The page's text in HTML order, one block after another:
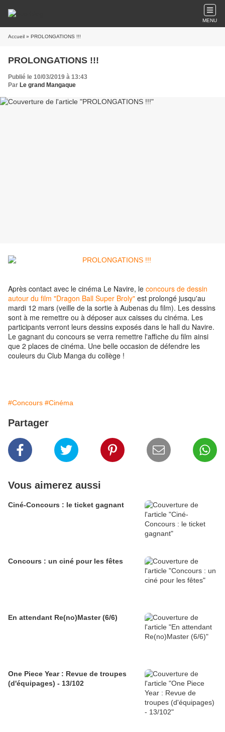
MENU
Accueil » PROLONGATIONS !!!
PROLONGATIONS !!!
Publié le 10/03/2019 à 13:43
Par Le grand Mangaque
Après contact avec le cinéma Le Navire, le concours de dessin
autour du film "Dragon Ball Super Broly" est prolongé jusqu'au
mardi 12 mars (veille de la sortie à Aubenas du film). Les dessins
sont à me remettre ou à déposer aux caisses du cinéma. Les
participants verront leurs dessins exposés dans le hall du Navire.
Le gagnant du concours se verra remettre l'affiche du film ainsi
que 2 places de cinéma. Une belle occasion de défendre les
couleurs du Club Manga du collège !
#Concours #Cinéma
Partager
Vous aimerez aussi
Ciné-Concours : le ticket gagnant
Concours : un ciné pour les fêtes
En attendant Re(no)Master (6/6)
One Piece Year : Revue de troupes
(d'équipages) - 13/102